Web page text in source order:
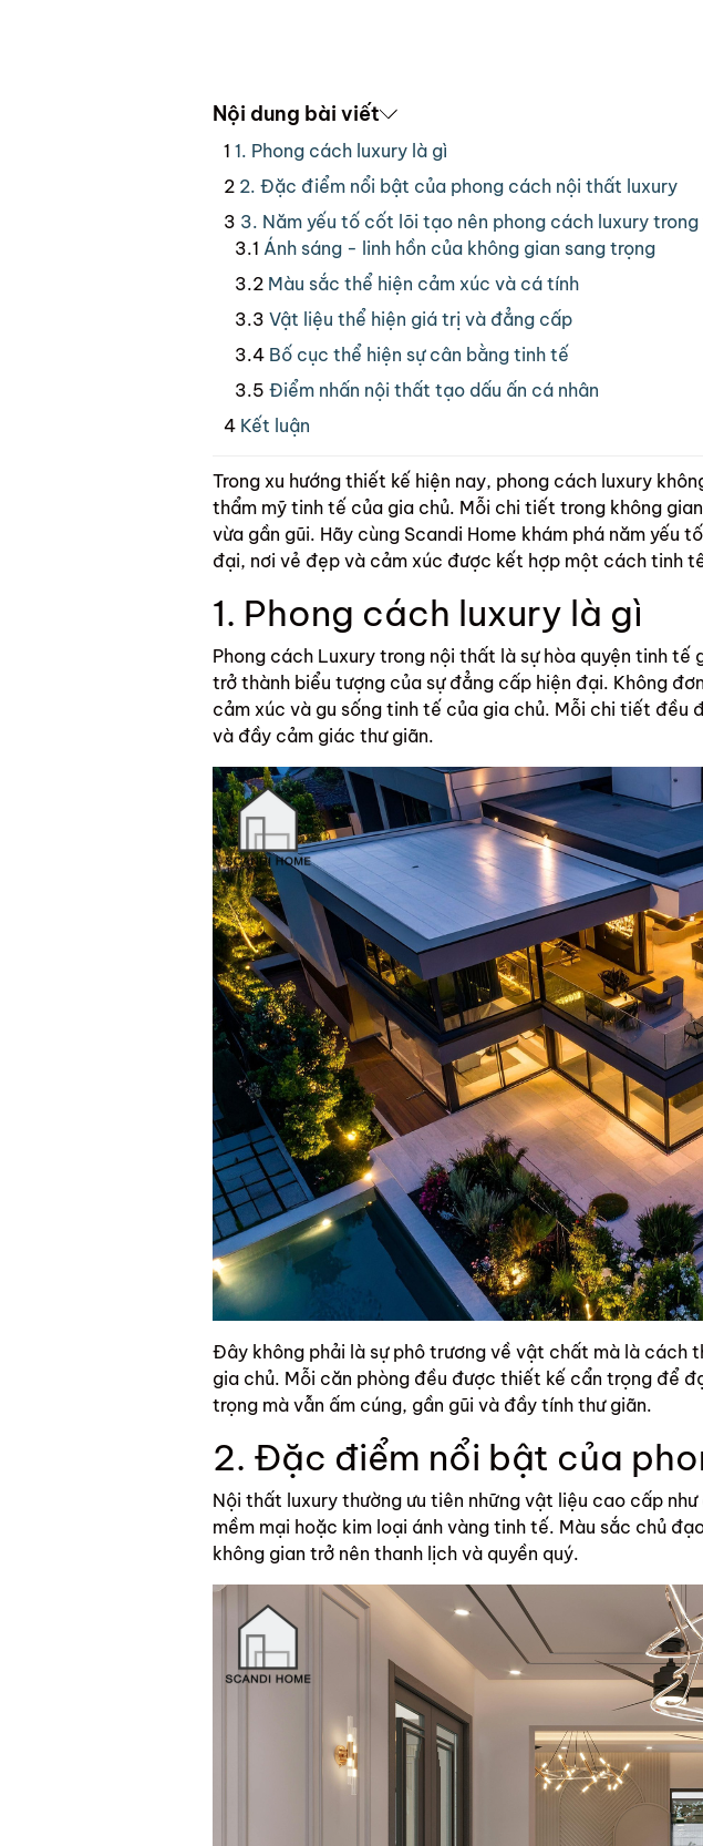
Nội dung bài viết
1. Phong cách luxury là gì
2. Đặc điểm nổi bật của phong cách nội thất luxury
3. Năm yếu tố cốt lõi tạo nên phong cách luxury
Ánh sáng - linh hồn của không gian sang trọng
Màu sắc thể hiện cảm xúc và cá tính
Vật liệu thể hiện giá trị và đẳng cấp
Bố cục thể hiện sự cân bằng tinh tế
Điểm nhấn nội thất tạo dấu ấn cá nhân
Kết luận
Trong xu hướng thiết kế hiện nay, phong cách luxury
thẩm mỹ tinh tế của gia chủ. Mỗi chi tiết trong không
vừa gần gũi. Hãy cùng Scandi Home khám phá năm yếu
đại, nơi vẻ đẹp và cảm xúc được kết hợp một cách tinh
1. Phong cách luxury là gì
Phong cách Luxury trong nội thất là sự hòa quyện tinh
trở thành biểu tượng của sự đẳng cấp hiện đại. Không
cảm xúc và gu sống tinh tế của gia chủ. Mỗi chi tiết đều
và đầy cảm giác thư giãn.
Đây không phải là sự phô trương về vật chất mà là cách
gia chủ. Mỗi căn phòng đều được thiết kế cẩn trọng để
trọng mà vẫn ấm cúng, gần gũi và đầy tính thư giãn.
2. Đặc điểm nổi bật của
Nội thất luxury thường ưu tiên những vật liệu cao cấp
mềm mại hoặc kim loại ánh vàng tinh tế. Màu sắc chủ
không gian trở nên thanh lịch và quyền quý.